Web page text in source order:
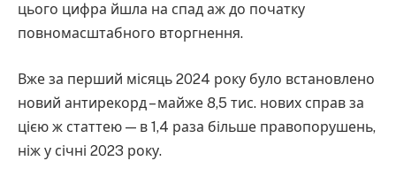
цього цифра йшла на спад аж до початку
повномасштабного вторгнення.
Вже за перший місяць 2024 року було встановлено
новий антирекорд – майже 8,5 тис. нових справ за
цією ж статтею — в 1,4 раза більше правопорушень,
ніж у січні 2023 року.